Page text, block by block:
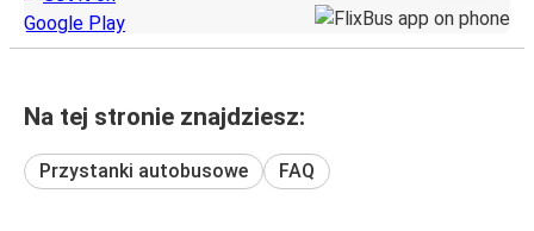
Na tej stronie znajdziesz:
Przystanki autobusowe FAQ